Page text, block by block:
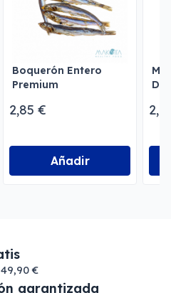
Boquerón Entero
Premium
2,85 €
Añadir
€
garantizada